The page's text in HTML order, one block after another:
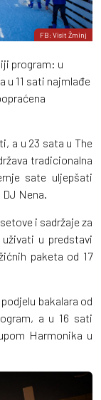
FB: Visit Žminj
program: u
u 11 sati najmlađe
a u 23 sata u The
tradicionalna
sate uljepšati
DJ Nena.
i sadržaje za
u predstavi
paketa od 17
bakalara od
a u 16 sati
Harmonika u